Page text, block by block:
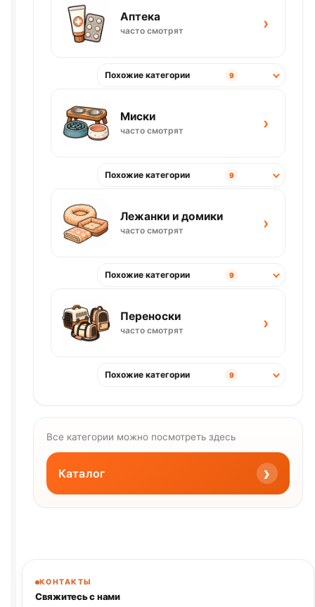
Аптека
часто смотрят ›
Похожие категории 9
Миски
часто смотрят ›
Похожие категории 9
Лежанки и домики
часто смотрят ›
Похожие категории 9
Переноски
часто смотрят ›
Похожие категории 9
Все категории можно посмотреть здесь
Каталог ›
КОНТАКТЫ
Свяжитесь с нами